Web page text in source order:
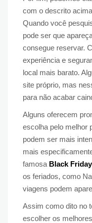
com o descrito
Quando você
pode ser que
consegue reservar.
experiência e
local mais barato.
site próprio, mas
para não acabar
Alguns oferecem
escolha pelo melhor
podem ser mais
mais
famosa Black Friday
os feriados, como
viagens podem
Assim como dito no
escolher os